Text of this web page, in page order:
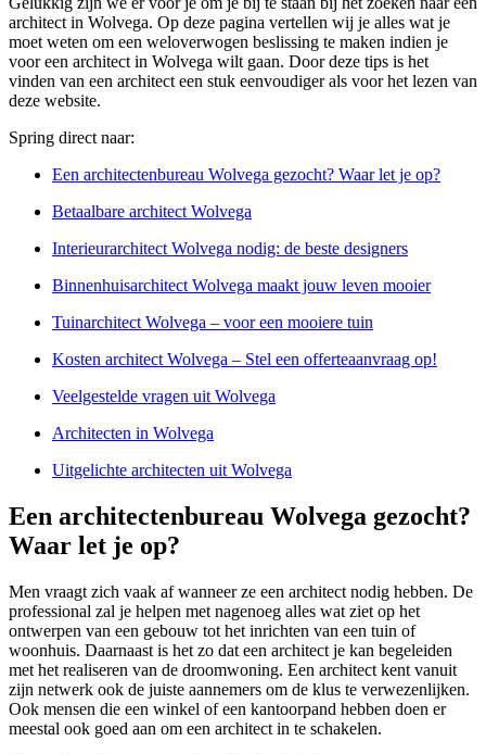
architect in Wolvega. Op deze pagina vertellen wij je alles wat je
moet weten om een weloverwogen beslissing te maken indien je
voor een architect in Wolvega wilt gaan. Door deze tips is het
vinden van een architect een stuk eenvoudiger als voor het lezen van
deze website.
Spring direct naar:
Een architectenbureau Wolvega gezocht? Waar let je op?
Betaalbare architect Wolvega
Interieurarchitect Wolvega nodig: de beste designers
Binnenhuisarchitect Wolvega maakt jouw leven mooier
Tuinarchitect Wolvega – voor een mooiere tuin
Kosten architect Wolvega – Stel een offerteaanvraag op!
Veelgestelde vragen uit Wolvega
Architecten in Wolvega
Uitgelichte architecten uit Wolvega
Een architectenbureau Wolvega gezocht?
Waar let je op?
Men vraagt zich vaak af wanneer ze een architect nodig hebben. De
professional zal je helpen met nagenoeg alles wat ziet op het
ontwerpen van een gebouw tot het inrichten van een tuin of
woonhuis. Daarnaast is het zo dat een architect je kan begeleiden
met het realiseren van de droomwoning. Een architect kent vanuit
zijn netwerk ook de juiste aannemers om de klus te verwezenlijken.
Ook mensen die een winkel of een kantoorpand hebben doen er
meestal ook goed aan om een architect in te schakelen.